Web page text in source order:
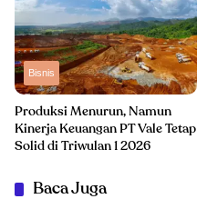
Bisnis
Produksi Menurun, Namun
Kinerja Keuangan PT Vale Tetap
Solid di Triwulan 1 2026
Baca Juga